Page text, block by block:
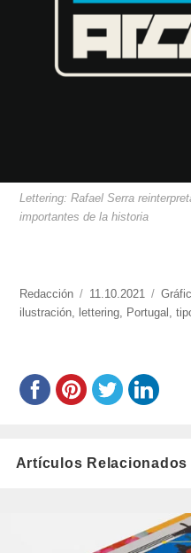
Lettering: Rafael Serra
importantes de la historia
https://www.experimenta.es/
Redacción
Publicado
el
11.10.2021
ilustración
lettering Portugal ,
Artículos Relacionados